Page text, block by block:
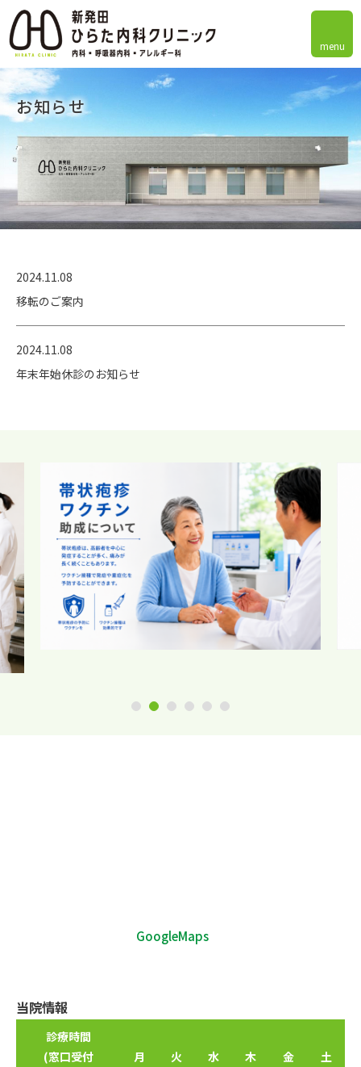
お知らせ
2024.11.08
移転のご案内
2024.11.08
年末年始休診のお知らせ
1 2 3 4 5 6
GoogleMaps
当院情報
診療時間
(窓口受付
月 火 水 木 金 土
menu